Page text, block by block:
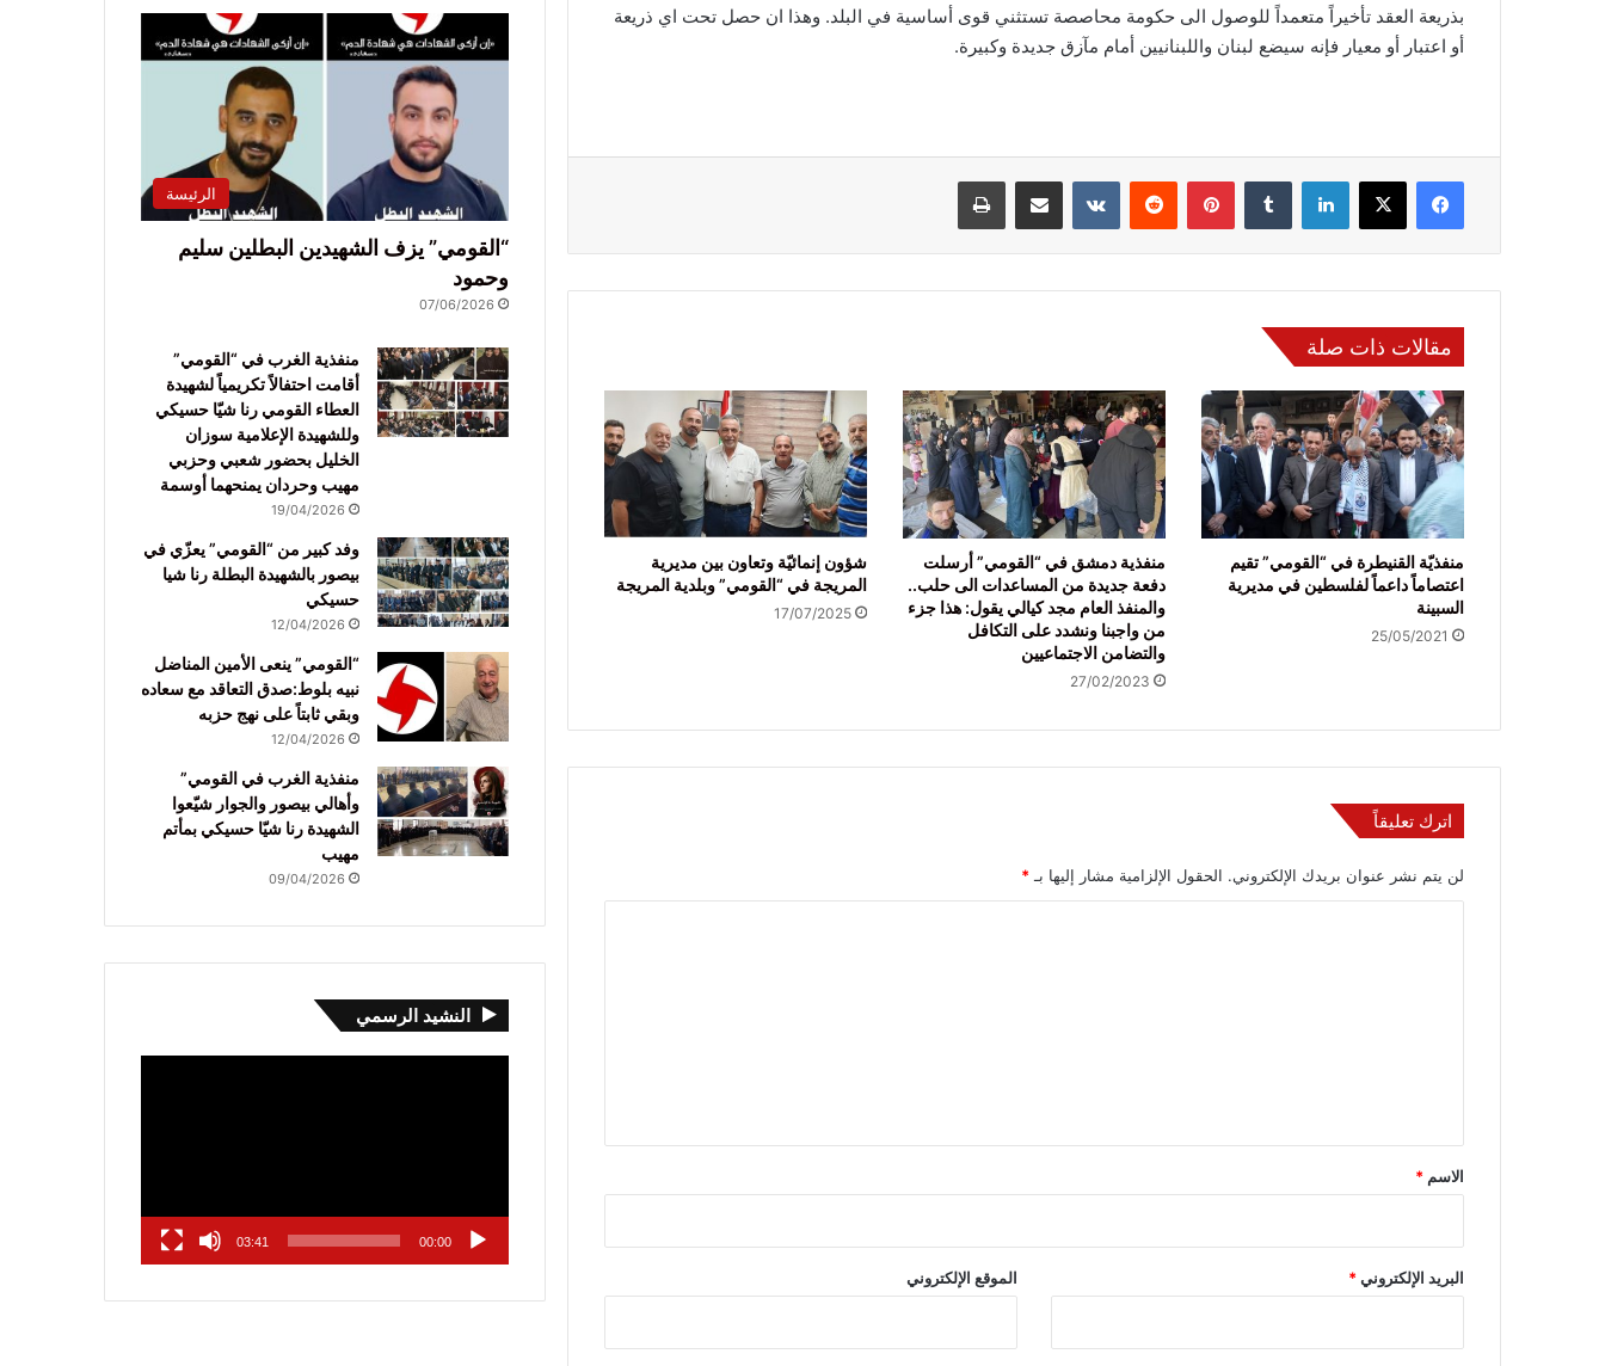
بذريعة العقد تأخيراً متعمداً للوصول الى حكومة محاصصة تستثني قوى أساسية في البلد. وهذا ان حصل تحت اي ذريعة
أو اعتبار أو معيار فإنه سيضع لبنان واللبنانيين أمام مآزق جديدة وكبيرة.
فيسبوك لينكدإن بينتيريست
مقالات ذات صلة
منفذيّة القنيطرة في “القومي” تقيم
اعتصاماً داعماً لفلسطين في مديرية
السبينة
25/05/2021
منفذية دمشق في “القومي” أرسلت
دفعة جديدة من المساعدات الى حلب..
والمنفذ العام مجد كيالي يقول: هذا جزء
من واجبنا ونشدد على التكافل
والتضامن الاجتماعيين
27/02/2023
شؤون إنمائيّة وتعاون بين مديرية
المريجة في “القومي” وبلدية المريجة
17/07/2025
اترك تعليقاً
لن يتم نشر عنوان بريدك الإلكتروني. الحقول الإلزامية مشار إليها بـ*
*
الاسم *
البريد الإلكتروني* الموقع الإلكتروني
الرئيسة
“القومي” يزف الشهيدين البطلين سليم
وحمود
07/06/2026
منفذية الغرب في “القومي”
أقامت احتفالاً تكريمياً لشهيدة
العطاء القومي رنا شيّا حسيكي
وللشهيدة الإعلامية سوزان
الخليل بحضور شعبي وحزبي
مهيب وحردان يمنحهما أوسمة
19/04/2026
وفد كبير من “القومي” يعزّي في
بيصور بالشهيدة البطلة رنا شيا
حسيكي
12/04/2026
“القومي” ينعى الأمين المناضل
نبيه بلوط:صدق التعاقد مع سعاده
وبقي ثابتاً على نهج حزبه
12/04/2026
منفذية الغرب في القومي”
وأهالي بيصور والجوار شيّعوا
الشهيدة رنا شيّا حسيكي بمأتم
مهيب
09/04/2026
النشيد الرسمي
00:00
03:41